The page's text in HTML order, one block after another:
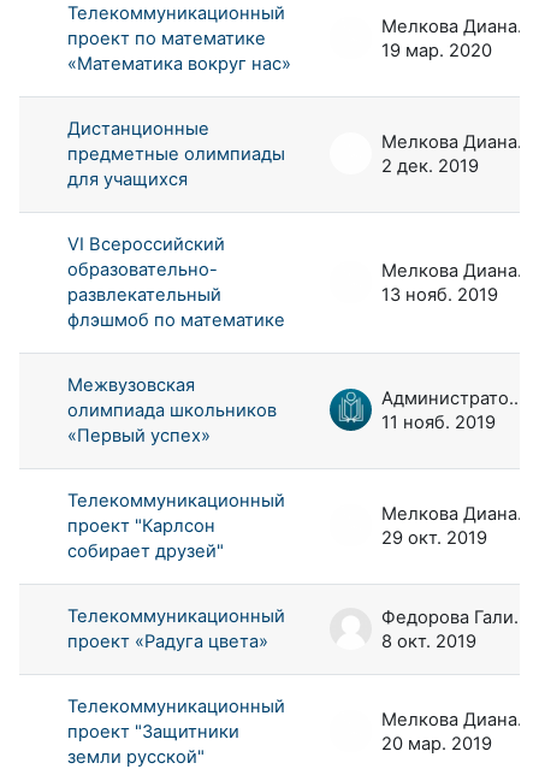
Телекоммуникационный
проект по математике
«Математика вокруг нас»
Мелкова Диана Андреевна
19 мар. 2020
Дистанционные
предметные олимпиады
для учащихся
Мелкова Диана Андреевна
2 дек. 2019
VI Всероссийский
образовательно-
развлекательный
флэшмоб по математике
Мелкова Диана Андреевна
13 нояб. 2019
Межвузовская
олимпиада школьников
«Первый успех»
Администратор портала
11 нояб. 2019
Телекоммуникационный
проект "Карлсон
собирает друзей"
Мелкова Диана Андреевна
29 окт. 2019
Телекоммуникационный
проект «Радуга цвета»
Федорова Галина Аркадьевна
8 окт. 2019
Телекоммуникационный
проект "Защитники
земли русской"
Мелкова Диана Андреевна
20 мар. 2019